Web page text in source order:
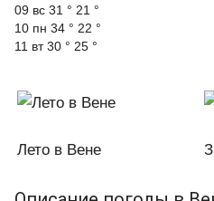
09 вс 31 ° 21 °
10 пн 34 ° 22 °
11 вт30 ° 25 °
Лето в Вене